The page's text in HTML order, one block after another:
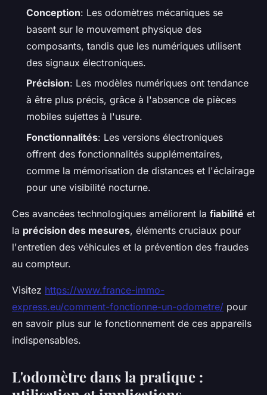
Conception: Les odomètres mécaniques se
basent sur le mouvement physique des
composants, tandis que les numériques utilisent
des signaux électroniques.
Précision: Les modèles numériques ont tendance
à être plus précis, grâce à l'absence de pièces
mobiles sujettes à l'usure.
Fonctionnalités: Les versions électroniques
offrent des fonctionnalités supplémentaires,
comme la mémorisation de distances et l'éclairage
pour une visibilité nocturne.
Ces avancées technologiques améliorent la fiabilité et
la précision des mesures, éléments cruciaux pour
l'entretien des véhicules et la prévention des fraudes
au compteur.
Visitez https://www.france-immo-
express.eu/comment-fonctionne-un-odometre/ pour
en savoir plus sur le fonctionnement de ces appareils
indispensables.
L'odomètre dans la pratique :